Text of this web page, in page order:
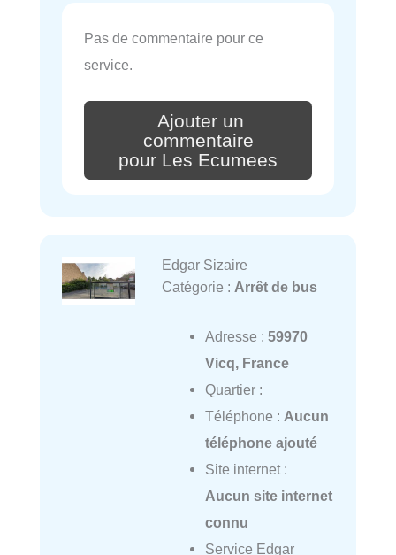
Pas de commentaire pour ce
service.
Ajouter un
commentaire
pour Les Ecumees
Edgar Sizaire
Catégorie : Arrêt de bus
Adresse : 59970
Vicq, France
Quartier :
Téléphone : Aucun
téléphone ajouté
Site internet :
Aucun site internet
connu
Service Edgar